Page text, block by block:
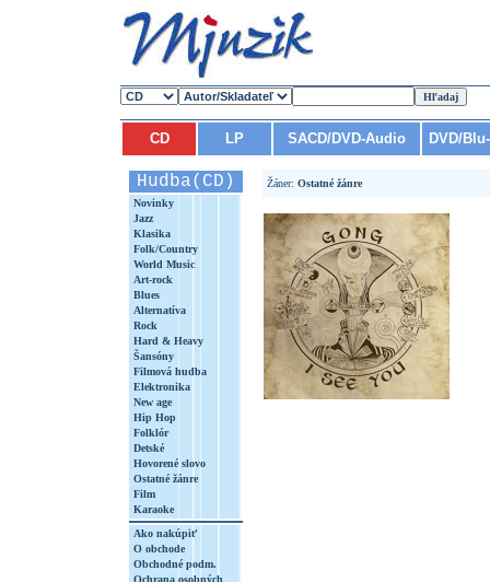
CD LP SACD/DVD-Audio DVD/
Hudba(CD)
Novinky
Jazz
Klasika
Folk/Country
World Music
Art-rock
Blues
Alternatíva
Rock
Hard & Heavy
Šansóny
Filmová hudba
Elektronika
New age
Hip Hop
Folklór
Detské
Hovorené slovo
Ostatné žánre
Film
Karaoke
Ako nakúpiť
O obchode
Obchodné podm.
Ochrana osobných
Žáner: Ostatné žánre